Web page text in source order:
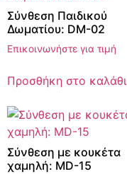
Σύνθεση Παιδικού
Δωματίου: DM-02
Επικοινωνήστε για τιμή
Προσθήκη στο καλάθι
Σύνθεση με κουκέτα
χαμηλή: MD-15